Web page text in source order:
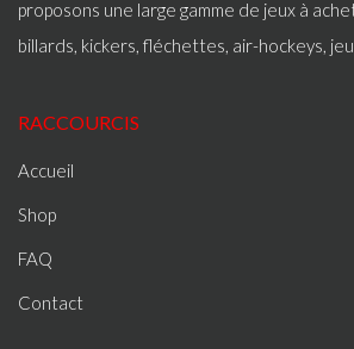
proposons une large gamme de jeux à
billards, kickers, fléchettes, air-hockeys,
RACCOURCIS
Accueil
Shop
FAQ
Contact